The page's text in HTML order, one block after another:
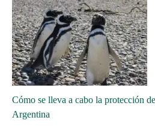
Cómo se lleva a cabo la protección
Argentina